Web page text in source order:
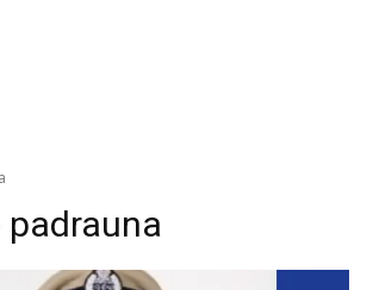
padrauna